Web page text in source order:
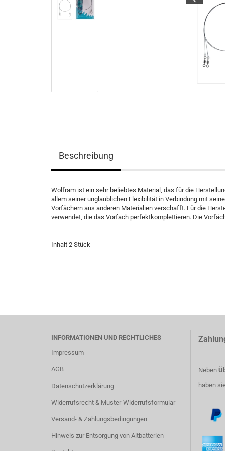
Beschreibung
Wolfram ist ein sehr beliebtes Material, das für die
allem seiner unglaublichen Flexibilität in Verbindung mit
Vorfächern aus anderen Materialien verschafft. Für die
verwendet, die das Vorfach perfektkomplettieren. Die
Inhalt 2 Stück
INFORMATIONEN UND RECHTLICHES
Impressum
AGB
Datenschutzerklärung
Widerrufsrecht & Muster-Widerrufsformular
Versand- & Zahlungsbedingungen
Hinweis zur Entsorgung von Altbatterien
Neben
haben